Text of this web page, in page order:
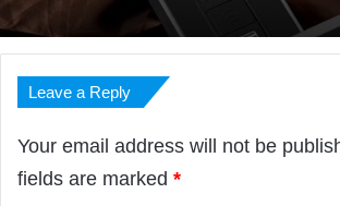
Leave a Reply
Your email address will not be
fields are marked *